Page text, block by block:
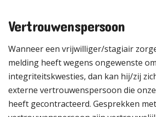
Vertrouwenspersoon
Wanneer een vrijwilliger/stagiair
melding heeft wegens ongewenste
integriteitskwesties, dan kan hij/zij
externe vertrouwenspersoon die
heeft gecontracteerd. Gesprekken